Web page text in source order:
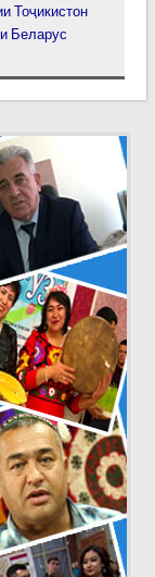
Тоҷикистон
Беларус